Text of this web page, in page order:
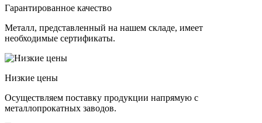
Гарантированное качество
Металл, представленный на нашем складе, имеет
необходимые сертификаты.
Низкие цены
Осуществляем поставку продукции напрямую с
металлопрокатных заводов.